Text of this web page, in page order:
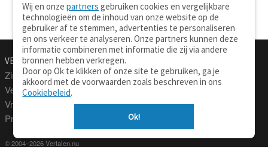
VERTALEN.NU
Zinnen vertalen
Verklarend woordenboek
Vraagbaak
Professionele vertaling
© 2004–2026 Vertalen.nu
Over deze site
Privacy
Wij en onzepartners gebruiken cookies en vergelijkbare
technologieën om de inhoud van onze website op de
gebruiker af te stemmen, advertenties te personaliseren
en ons verkeer te analyseren. Onze partners kunnen deze
informatie combineren met informatie die zij via andere
bronnen hebben verkregen.
Door op Ok te klikken of onze site te gebruiken, ga je
akkoord met de voorwaarden zoals beschreven in ons
Cookiebeleid.
Ok!